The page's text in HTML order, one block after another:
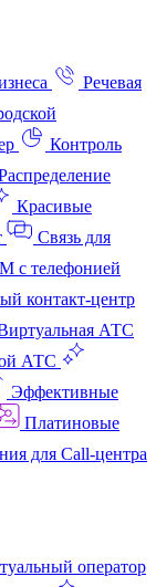
Речевая
Контроль
Красивые
Связь для
с телефонией
контакт‑центр
АТС
АТС
Эффективные
Платиновые
для Call-центра
оператор